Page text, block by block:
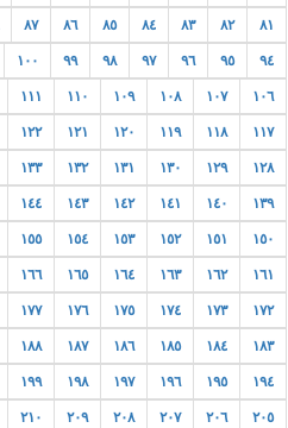
٨١ ٨٢ ٨٣ ٨٤ ٨٥ ٨٦ ٨٧
٩٤ ٩٥ ٩٦ ٩٧ ٩٨ ٩٩ ١٠٠
١٠٦ ١٠٧ ١٠٨ ١٠٩ ١١٠ ١١١
١١٧ ١١٨ ١١٩ ١٢٠ ١٢١ ١٢٢
١٢٨ ١٢٩ ١٣٠ ١٣١ ١٣٢ ١٣٣
١٣٩ ١٤٠ ١٤١ ١٤٢ ١٤٣ ١٤٤
١٥٠ ١٥١ ١٥٢ ١٥٣ ١٥٤ ١٥٥
١٦١ ١٦٢ ١٦٣ ١٦٤ ١٦٥ ١٦٦
١٧٢ ١٧٣ ١٧٤ ١٧٥ ١٧٦ ١٧٧
١٨٣ ١٨٤ ١٨٥ ١٨٦ ١٨٧ ١٨٨
١٩٤ ١٩٥ ١٩٦ ١٩٧ ١٩٨ ١٩٩
٢٠٥ ٢٠٦ ٢٠٧ ٢٠٨ ٢٠٩ ٢١٠